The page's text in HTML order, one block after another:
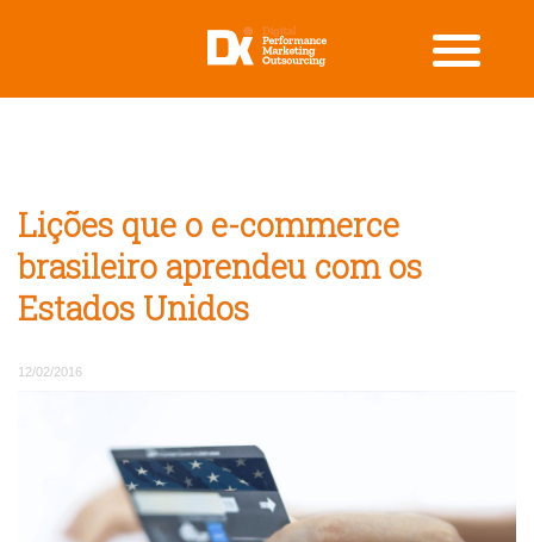
Lições que o e-commerce
brasileiro aprendeu com os
Estados Unidos
12/02/2016